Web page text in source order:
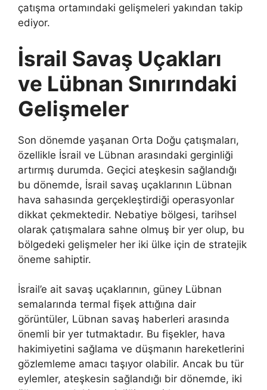
çatışma ortamındaki gelişmeleri yakından takip
ediyor.
İsrail Savaş Uçakları
ve Lübnan Sınırındaki
Gelişmeler
Son dönemde yaşanan Orta Doğu çatışmaları,
özellikle İsrail ve Lübnan arasındaki gerginliği
artırmış durumda. Geçici ateşkesin sağlandığı
bu dönemde, İsrail savaş uçaklarının Lübnan
hava sahasında gerçekleştirdiği operasyonlar
dikkat çekmektedir. Nebatiye bölgesi, tarihsel
olarak çatışmalara sahne olmuş bir yer olup, bu
bölgedeki gelişmeler her iki ülke için de stratejik
öneme sahiptir.
İsrail’e ait savaş uçaklarının, güney Lübnan
semalarında termal fişek attığına dair
görüntüler, Lübnan savaş haberleri arasında
önemli bir yer tutmaktadır. Bu fişekler, hava
hakimiyetini sağlama ve düşmanın hareketlerini
gözlemleme amacı taşıyor olabilir. Ancak bu tür
eylemler, ateşkesin sağlandığı bir dönemde, iki